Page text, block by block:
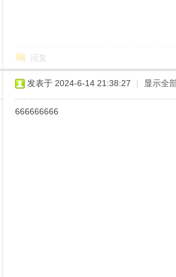
回复
发表于 2024-6-14 21:38:27 | 显示全
666666666